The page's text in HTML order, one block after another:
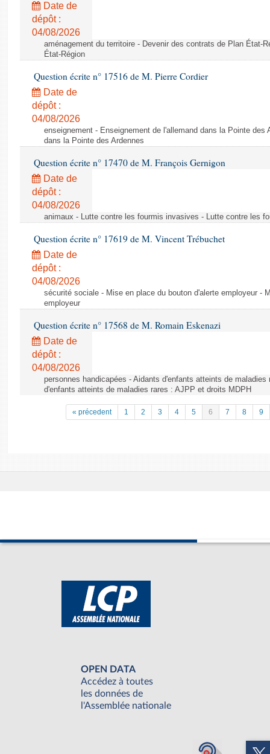
Date de
dépôt :
04/08/2026
aménagement du territoire - Devenir des contrats de Plan État-
État-Région
Question écrite n° 17516 de M. Pierre Cordier
Date de
dépôt :
04/08/2026
enseignement - Enseignement de l'allemand dans la Pointe des
dans la Pointe des Ardennes
Question écrite n° 17470 de M. François Gernigon
Date de
dépôt :
04/08/2026
animaux - Lutte contre les fourmis invasives - Lutte contre les
Question écrite n° 17619 de M. Vincent Trébuchet
Date de
dépôt :
04/08/2026
sécurité sociale - Mise en place du bouton d'alerte employeur -
employeur
Question écrite n° 17568 de M. Romain Eskenazi
Date de
dépôt :
04/08/2026
personnes handicapées - Aidants d'enfants atteints de
d'enfants atteints de maladies rares : AJPP et droits MDPH
« précedent 1 2 3 4 5 6 7 8 9
OPEN DATA
Accédez à toutes
les données de
l'Assemblée nationale